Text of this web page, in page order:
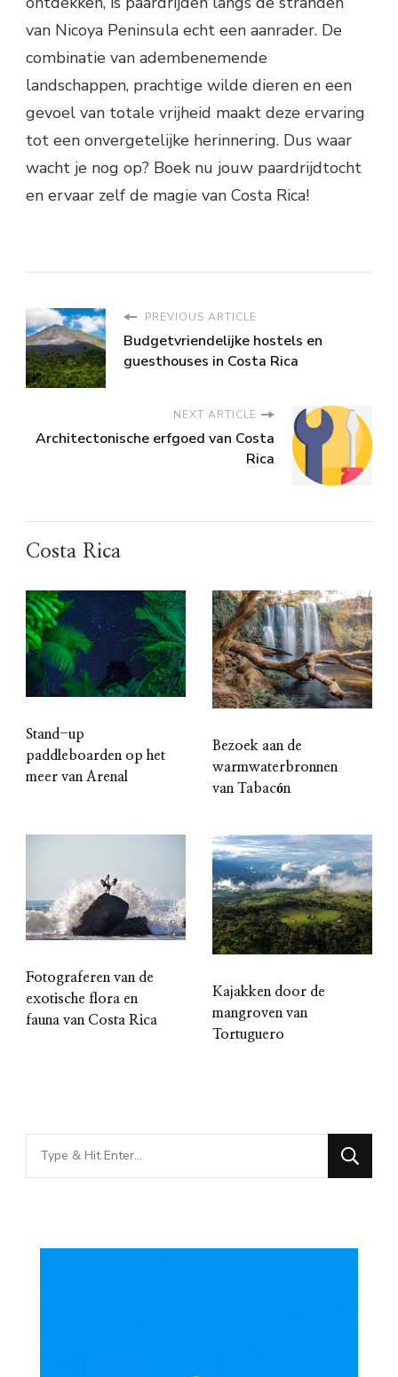
van Nicoya Peninsula echt een aanrader. De
combinatie van adembenemende
landschappen, prachtige wilde dieren en een
gevoel van totale vrijheid maakt deze ervaring
tot een onvergetelijke herinnering. Dus waar
wacht je nog op? Boek nu jouw paardrijdtocht
en ervaar zelf de magie van Costa Rica!
PREVIOUS ARTICLE
Budgetvriendelijke hostels en
guesthouses in Costa Rica
NEXT ARTICLE
Architectonische erfgoed van Costa
Rica
Costa Rica
Stand-up
paddleboarden op het
meer van Arenal
Bezoek aan de
warmwaterbronnen
van Tabacón
Fotograferen van de
exotische flora en
fauna van Costa Rica
Kajakken door de
mangroven van
Tortuguero
Looking
for